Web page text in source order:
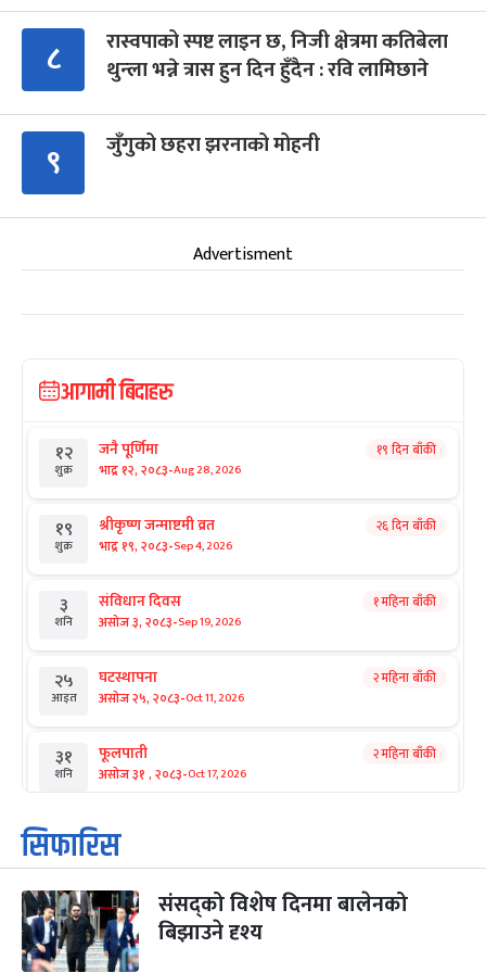
८
रास्वपाको स्पष्ट लाइन छ, निजी क्षेत्रमा कतिबेला
थुन्ला भन्ने त्रास हुन दिन हुँदैन : रवि लामिछाने
९ जुँगुको छहरा झरनाको मोहनी
Advertisment
आगामी बिदाहरु
१२
शुक्र
जनै पूर्णिमा
भाद्र १२, २०८३-Aug 28, 2026
१९ दिन बाँकी
१९
शुक्र
श्रीकृष्ण जन्माष्टमी व्रत
भाद्र १९, २०८३-Sep 4, 2026
२६ दिन बाँकी
३
शनि
संविधान दिवस
असोज ३, २०८३-Sep 19, 2026
१ महिना बाँकी
२५
आइत
घटस्थापना
असोज २५, २०८३-Oct 11, 2026
२ महिना बाँकी
३१
शनि
फूलपाती
असोज ३१ , २०८३-Oct 17, 2026
२ महिना बाँकी
१
आइत
कार्तिक सङ्क्रान्ति
कार्तिक १, २०८३
३
मंगल
महानवमी
कार्तिक ३, २०८३-Oct 20, 2026
२ महिना बाँकी
सिफारिस
संसद्को विशेष दिनमा बालेनको
बिझाउने दृश्य